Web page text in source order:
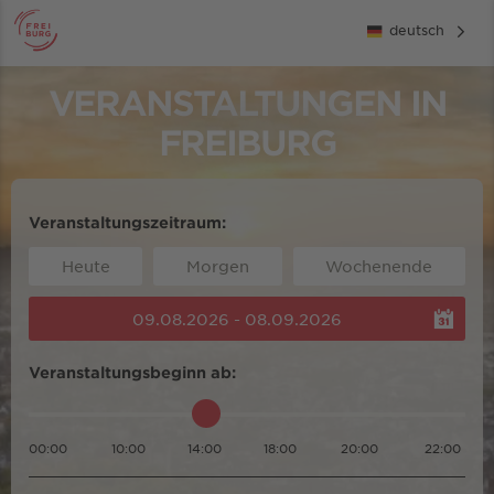
deutsch
VERANSTALTUNGEN IN
FREIBURG
Veranstaltungszeitraum:
Heute Morgen Wochenende
09.08.2026 - 08.09.2026
Veranstaltungsbeginn ab:
00:00 10:00 14:00 18:00 20:00 22:00